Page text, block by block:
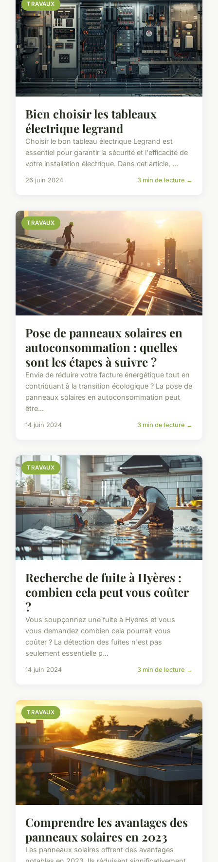
TRAVAUX
Bien choisir les tableaux
électrique legrand
Choisir le bon tableau électrique Legrand est
essentiel pour garantir la sécurité et l'efficacité de
votre installation électrique. Dans cet article, ...
26 juin 2024 3 min de lecture →
TRAVAUX
Pose de panneaux solaires en
autoconsommation : quelles
sont les étapes à suivre ?
Envie de réduire votre facture énergétique tout en
contribuant à la transition écologique ? La pose de
panneaux solaires en autoconsommation peut
être...
14 juin 2024 3 min de lecture →
TRAVAUX
Recherche de fuite à Hyères :
combien cela peut vous coûter
?
Vous soupçonnez une fuite à Hyères et vous
vous demandez combien cela pourrait vous
coûter ? La détection des fuites n'est pas
seulement essentielle p...
14 juin 2024 3 min de lecture →
TRAVAUX
Comprendre les avantages des
panneaux solaires en 2023
Les panneaux solaires offrent des avantages